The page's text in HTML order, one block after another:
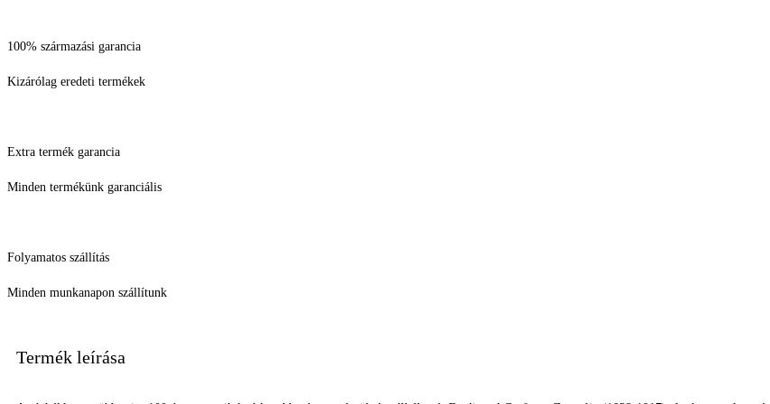
100% származási garancia
Kizárólag eredeti termékek
Extra termék garancia
Minden termékünk garanciális
Folyamatos szállítás
Minden munkanapon szállítunk
Termék leírása